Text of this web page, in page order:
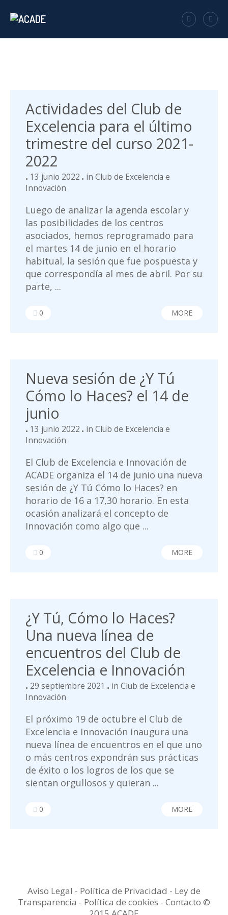
Actividades del Club de
Excelencia para el último
trimestre del curso 2021-
2022
13 junio 2022 in Club de Excelencia e
Innovación
Luego de analizar la agenda escolar y
las posibilidades de los centros
asociados, hemos reprogramado para
el martes 14 de junio en el horario
habitual, la sesión que fue pospuesta y
que correspondía al mes de abril. Por su
parte, ...
0 MORE
Nueva sesión de ¿Y Tú
Cómo lo Haces? el 14 de
junio
13 junio 2022 in Club de Excelencia e
Innovación
El Club de Excelencia e Innovación de
ACADE organiza el 14 de junio una nueva
sesión de ¿Y Tú Cómo lo Haces? en
horario de 16 a 17,30 horario. En esta
ocasión analizará el concepto de
Innovación como algo que ...
0 MORE
¿Y Tú, Cómo lo Haces?
Una nueva línea de
encuentros del Club de
Excelencia e Innovación
29 septiembre 2021 in Club de Excelencia e
Innovación
El próximo 19 de octubre el Club de
Excelencia e Innovación inaugura una
nueva línea de encuentros en el que uno
o más centros expondrán sus prácticas
de éxito o los logros de los que se
sientan orgullosos y quieran ...
0 MORE
Aviso Legal - Política de Privacidad - Ley de
Transparencia - Política de cookies - Contacto ©